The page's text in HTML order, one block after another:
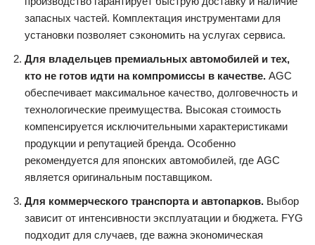
запасных частей. Комплектация инструментами для
установки позволяет сэкономить на услугах сервиса.
Для владельцев премиальных автомобилей и тех,
кто не готов идти на компромиссы в качестве. AGC
обеспечивает максимальное качество, долговечность и
технологические преимущества. Высокая стоимость
компенсируется исключительными характеристиками
продукции и репутацией бренда. Особенно
рекомендуется для японских автомобилей, где AGC
является оригинальным поставщиком.
Для коммерческого транспорта и автопарков. Выбор
зависит от интенсивности эксплуатации и бюджета. FYG
подходит для случаев, где важна экономическая